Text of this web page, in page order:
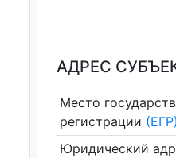
АДРЕС
Место
регистрации (ЕГР)
Юридический